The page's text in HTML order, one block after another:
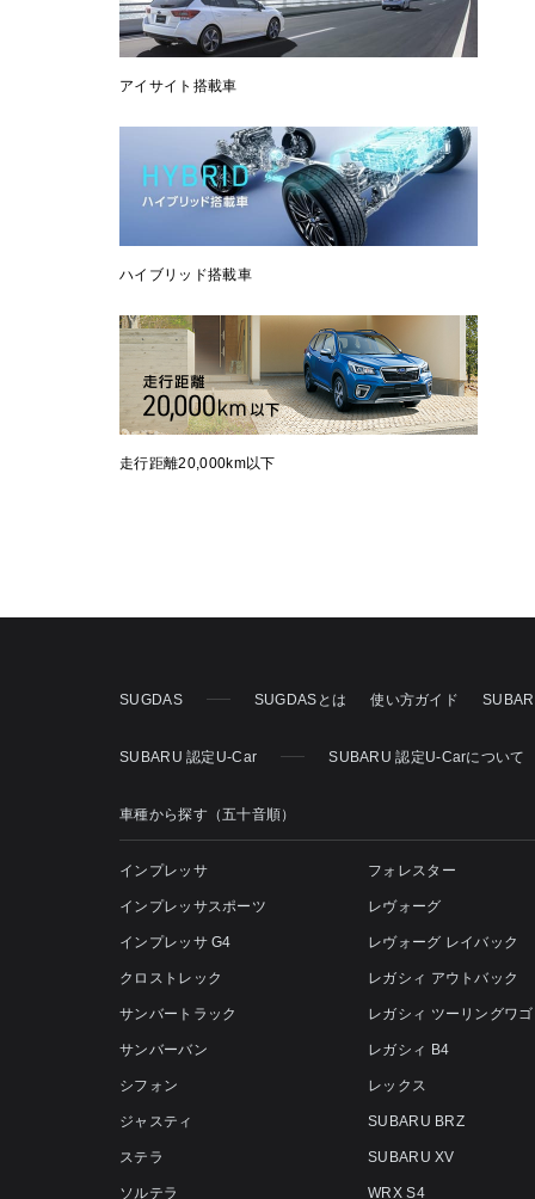
アイサイト搭載車
ハイブリッド搭載車
走行距離20,000km以下
SUGDAS SUGDASとは 使い方ガイド
SUBARU 認定U-Car SUBARU 認定U-Carについて
車種から探す（五十音順）
インプレッサ
インプレッサスポーツ
インプレッサ G4
クロストレック
サンバートラック
サンバーバン
シフォン
ジャスティ
ステラ
ソルテラ
フォレスター
レヴォーグ
レヴォーグ レイバック
レガシィ アウトバック
レガシィ ツーリングワ
レガシィ B4
レックス
SUBARU BRZ
SUBARU XV
WRX S4